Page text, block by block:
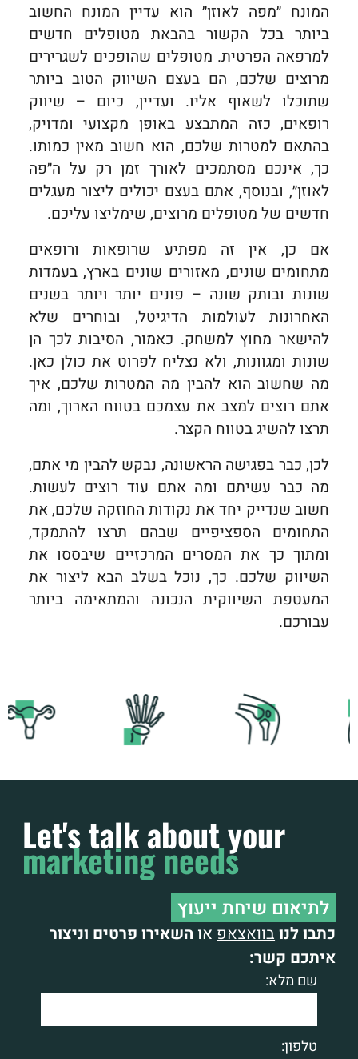
המונח ״מפה לאוזן״ הוא עדיין המונח החשוב
ביותר בכל הקשור בהבאת מטופלים חדשים
למרפאה הפרטית. מטופלים שהופכים לשגרירים
מרוצים שלכם, הם בעצם השיווק הטוב ביותר
שתוכלו לשאוף אליו. ועדיין, כיום – שיווק
רופאים, כזה המתבצע באופן מקצועי ומדויק,
בהתאם למטרות שלכם, הוא חשוב מאין כמותו.
כך, אינכם מסתמכים לאורך זמן רק על ה״פה
לאוזן״, ובנוסף, אתם בעצם יכולים ליצור מעגלים
חדשים של מטופלים מרוצים, שימליצו עליכם.
אם כן, אין זה מפתיע שרופאות ורופאים
מתחומים שונים, מאזורים שונים בארץ, בעמדות
שונות ובותק שונה – פונים יותר ויותר בשנים
האחרונות לעולמות הדיגיטל, ובוחרים שלא
להישאר מחוץ למשחק. כאמור, הסיבות לכך הן
שונות ומגוונות, ולא נצליח לפרוט את כולן כאן.
מה שחשוב הוא להבין מה המטרות שלכם, איך
אתם רוצים למצב את עצמכם בטווח הארוך, ומה
תרצו להשיג בטווח הקצר.
לכן, כבר בפגישה הראשונה, נבקש להבין מי אתם,
מה כבר עשיתם ומה אתם עוד רוצים לעשות.
חשוב שנדייק יחד את נקודות החוזקה שלכם, את
התחומים הספציפיים שבהם תרצו להתמקד,
ומתוך כך את המסרים המרכזיים שיבססו את
השיווק שלכם. כך, נוכל בשלב הבא ליצור את
המעטפת השיווקית הנכונה והמתאימה ביותר
עבורכם.
Let's talk about your
marketing needs
לתיאום שיחת ייעוץ
כתבו לנו בוואצאפ או השאירו פרטים וניצור
איתכם קשר:
שם מלא:
טלפון: